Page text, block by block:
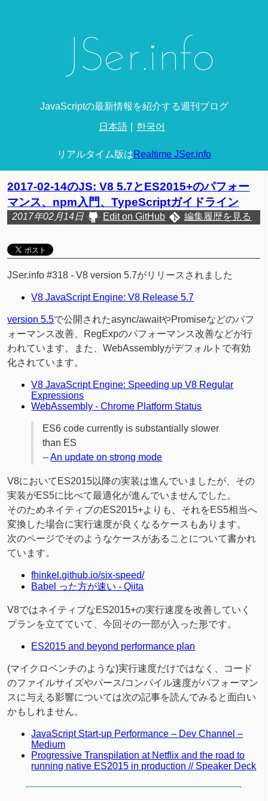
JavaScriptの最新情報を紹介する週刊ブログ
日本語 한국어
リアルタイム版はRealtime JSer.info
2017-02-14のJS: V8 5.7とES2015+のパフォー
マンス、npm入門、TypeScriptガイドライン
2017年02月14日 Edit on GitHub 編集履歴を見る
JSer.info #318 - V8 version 5.7がリリースされました
V8 JavaScript Engine: V8 Release 5.7
version 5.5で公開されたasync/awaitやPromiseなどのパフ
ォーマンス改善、RegExpのパフォーマンス改善などが行
われています。また、WebAssemblyがデフォルトで有効
化されています。
V8 JavaScript Engine: Speeding up V8 Regular
Expressions
WebAssembly - Chrome Platform Status
ES6 code currently is substantially slower
than ES
--An update on strong mode
V8においてES2015以降の実装は進んでいましたが、その
実装がES5に比べて最適化が進んでいませんでした。
そのためネイティブのES2015+よりも、それをES5相当へ
変換した場合に実行速度が良くなるケースもあります。
次のページでそのようなケースがあることについて書かれ
ています。
fhinkel.github.io/six-speed/
Babel った方が速い - Qiita
V8ではネイティブなES2015+の実行速度を改善していく
プランを立てていて、今回その一部が入った形です。
ES2015 and beyond performance plan
(マイクロベンチのような)実行速度だけではなく、コード
のファイルサイズやパース/コンパイル速度がパフォーマン
スに与える影響については次の記事を読んでみると面白い
かもしれません。
JavaScript Start-up Performance – Dev Channel –
Medium
Progressive Transpilation at Netflix and the road to
running native ES2015 in production // Speaker Deck